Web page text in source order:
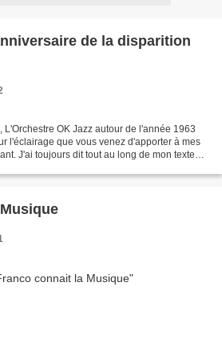
de la disparition
OK Jazz autour de l'année 1963
l'éclairage que vous venez d'apporter à mes
J'ai toujours dit tout au long de mon texte